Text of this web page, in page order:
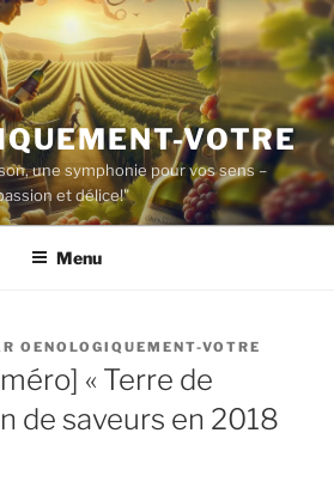
VOTRE
une symphonie pour vos sens –
et délice!"
Menu
OENOLOGIQUEMENT-VOTRE
« Terre de
de saveurs en 2018